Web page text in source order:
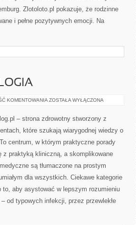
Zlotoloto.pl pokazuje, że rodzinne
i pełne pozytywnych emocji. Na
KOMENTOWANIA OKULISTYKA
ZOSTAŁA WYŁĄCZONA
– strona zdrowotny stworzony z
które szukają wiarygodnej wiedzy o
centrum, w którym praktyczne porady
z praktyką kliniczną, a skomplikowane
są tłumaczone na prostym
dla wszystkich. Ciekawe kategorie
to, aby asystować w lepszym rozumieniu
od typowych infekcji, przez przewlekłe